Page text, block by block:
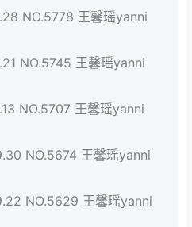
NO.5778 王馨瑶yanni
NO.5745 王馨瑶yanni
NO.5707 王馨瑶yanni
NO.5674 王馨瑶yanni
NO.5629 王馨瑶yanni